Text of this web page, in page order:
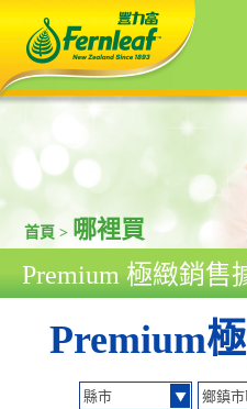
首頁 > 哪裡買
Premium 極緻銷售
Premium